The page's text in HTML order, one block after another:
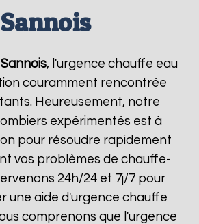
Sannois
Sannois, l'urgence chauffe eau
couramment rencontrée
Heureusement, notre
expérimentés est à
pour résoudre rapidement
vos problèmes de chauffe-
24h/24 et 7j/7 pour
une aide d'urgence chauffe
comprenons que l'urgence